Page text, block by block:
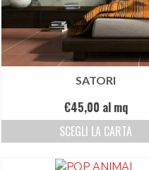
SATORI
€45,00 al mq
SCEGLI LA CARTA